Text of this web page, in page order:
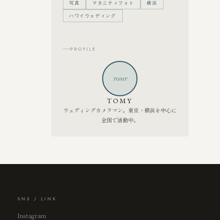
写真
マタニティフォト
横浜
ハワイウェディング
PROFILE
TOMY
TOMY
ウェディングカメラマン。東京・横浜を中心に
全国で活動中。
SNS / LINK
Instagram